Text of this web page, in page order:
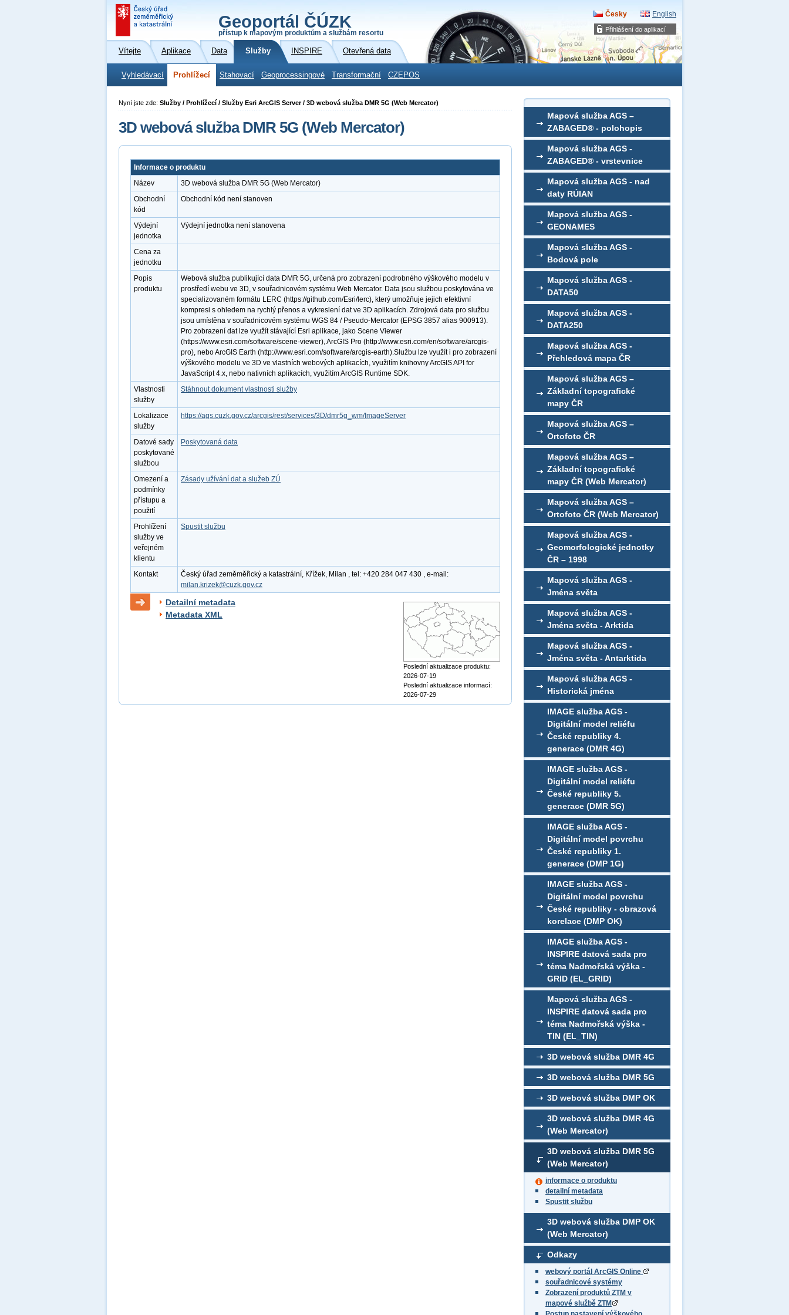
Přihlášení do aplikací
Geoportál ČÚZK
přístup k mapovým produktům a službám resortu
Česky English
Vítejte Aplikace Data Služby INSPIRE Otevřená data
Vyhledávací Prohlížecí Stahovací Geoprocessingové Transformační CZEPOS
Mapová služba AGS –
ZABAGED® - polohopis
Mapová služba AGS -
ZABAGED® - vrstevnice
Mapová služba AGS - nad
daty RÚIAN
Mapová služba AGS -
GEONAMES
Mapová služba AGS -
Bodová pole
Mapová služba AGS -
DATA50
Mapová služba AGS -
DATA250
Mapová služba AGS -
Přehledová mapa ČR
Mapová služba AGS –
Základní topografické
mapy ČR
Mapová služba AGS –
Ortofoto ČR
Mapová služba AGS –
Základní topografické
mapy ČR (Web Mercator)
Mapová služba AGS –
Ortofoto ČR (Web Mercator)
Mapová služba AGS -
Geomorfologické jednotky
ČR – 1998
Mapová služba AGS -
Jména světa
Mapová služba AGS -
Jména světa - Arktida
Mapová služba AGS -
Jména světa - Antarktida
Mapová služba AGS -
Historická jména
IMAGE služba AGS -
Digitální model reliéfu
České republiky 4.
generace (DMR 4G)
IMAGE služba AGS -
Digitální model reliéfu
České republiky 5.
generace (DMR 5G)
IMAGE služba AGS -
Digitální model povrchu
České republiky 1.
generace (DMP 1G)
IMAGE služba AGS -
Digitální model povrchu
České republiky - obrazová
korelace (DMP OK)
IMAGE služba AGS -
INSPIRE datová sada pro
téma Nadmořská výška -
GRID (EL_GRID)
Mapová služba AGS -
INSPIRE datová sada pro
téma Nadmořská výška -
TIN (EL_TIN)
3D webová služba DMR 4G
3D webová služba DMR 5G
3D webová služba DMP OK
3D webová služba DMR 4G
(Web Mercator)
3D webová služba DMR 5G
(Web Mercator)
informace o produktu
detailní metadata
Spustit službu
3D webová služba DMP OK
(Web Mercator)
Odkazy
webový portál ArcGIS Online
souřadnicové systémy
Zobrazení produktů ZTM v
mapové službě ZTM
Nyní jste zde: Služby / Prohlížecí / Služby Esri ArcGIS Server / 3D webová služba DMR 5G (Web Mercator)
3D webová služba DMR 5G (Web Mercator)
Informace o produktu
Název
3D webová služba DMR 5G (Web Mercator)
Obchodní
kód
Obchodní kód není stanoven
Výdejní
jednotka
Výdejní jednotka není stanovena
Cena za
jednotku
Popis
produktu
Webová služba publikující data DMR 5G, určená pro zobrazení podrobného výškového modelu v
prostředí webu ve 3D, v souřadnicovém systému Web Mercator. Data jsou službou poskytována ve
specializovaném formátu LERC (https://github.com/Esri/lerc), který umožňuje jejich efektivní
kompresi s ohledem na rychlý přenos a vykreslení dat ve 3D aplikacích. Zdrojová data pro službu
jsou umístěna v souřadnicovém systému WGS 84 / Pseudo-Mercator (EPSG 3857 alias 900913).
Pro zobrazení dat lze využít stávající Esri aplikace, jako Scene Viewer
(https://www.esri.com/software/scene-viewer), ArcGIS Pro (http://www.esri.com/en/software/arcgis-
pro), nebo ArcGIS Earth (http://www.esri.com/software/arcgis-earth).Službu lze využít i pro zobrazení
výškového modelu ve 3D ve vlastních webových aplikacích, využitím knihovny ArcGIS API for
JavaScript 4.x, nebo nativních aplikacích, využitím ArcGIS Runtime SDK.
Vlastnosti
služby
Stáhnout dokument vlastnosti služby
Lokalizace
služby
https://ags.cuzk.gov.cz/arcgis/rest/services/3D/dmr5g_wm/ImageServer
Datové sady
poskytované
službou
Poskytovaná data
Omezení a
podmínky
přístupu a
použití
Zásady užívání dat a služeb ZÚ
Prohlížení
služby ve
veřejném
klientu
Spustit službu
Kontakt
Český úřad zeměměřický a katastrální, Křížek, Milan , tel: +420 284 047 430 , e-mail:
milan.krizek@cuzk.gov.cz
Detailní metadata
Metadata XML
Poslední aktualizace produktu:
2026-07-19
Poslední aktualizace informací:
2026-07-29